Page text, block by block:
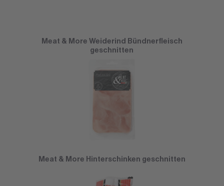
Meat & More Weiderind Bündnerfleisch
geschnitten
Meat & More Hinterschinken geschnitten